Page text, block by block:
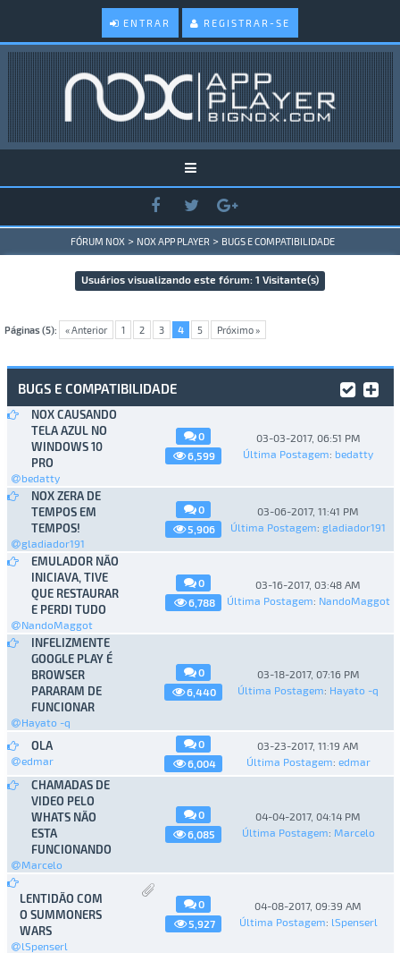
ENTRAR REGISTRAR-SE
FÓRUM NOX > NOX APP PLAYER > BUGS E COMPATIBILIDADE
Usuários visualizando este fórum: 1 Visitante(s)
Páginas (5): « Anterior 1 2 3 4 5 Próximo »
BUGS E COMPATIBILIDADE
NOX CAUSANDO
TELA AZUL NO
WINDOWS 10
PRO
bedatty
0
6,599
03-03-2017, 06:51 PM
Última Postagem: bedatty
NOX ZERA DE
TEMPOS EM
TEMPOS!
gladiador191
0
5,906
03-06-2017, 11:41 PM
Última Postagem: gladiador191
EMULADOR NÃO
INICIAVA, TIVE
QUE RESTAURAR
E PERDI TUDO
NandoMaggot
0
6,788
03-16-2017, 03:48 AM
Última Postagem: NandoMaggot
INFELIZMENTE
GOOGLE PLAY É
BROWSER
PARARAM DE
FUNCIONAR
Hayato -q
0
6,440
03-18-2017, 07:16 PM
Última Postagem: Hayato -q
OLA
edmar
0
6,004
03-23-2017, 11:19 AM
Última Postagem: edmar
CHAMADAS DE
VIDEO PELO
WHATS NÃO
ESTA
FUNCIONANDO
Marcelo
0
6,085
04-04-2017, 04:14 PM
Última Postagem: Marcelo
LENTIDÃO COM
O SUMMONERS
WARS
lSpenserl
0
5,927
04-08-2017, 09:39 AM
Última Postagem: lSpenserl